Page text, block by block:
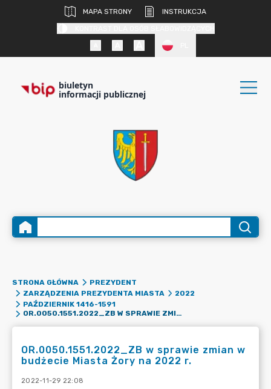
MAPA STRONY
INSTRUKCJA
biuletyn
informacji publicznej
STRONA GŁÓWNA
PREZYDENT
ZARZĄDZENIA PREZYDENTA MIASTA
2022
PAŹDZIERNIK 1416-1591
OR.0050.1551.2022_ZB W SPRAWIE ZMIAN W BUDŻECIE MIASTA ŻORY NA 2022 R.
OR.0050.1551.2022_ZB w sprawie zmian w
budżecie Miasta Żory na 2022 r.
2022-11-29 22:08